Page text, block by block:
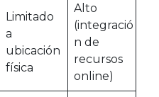
Limitado
a
ubicación
física
Alto
(integració
n de
recursos
online)